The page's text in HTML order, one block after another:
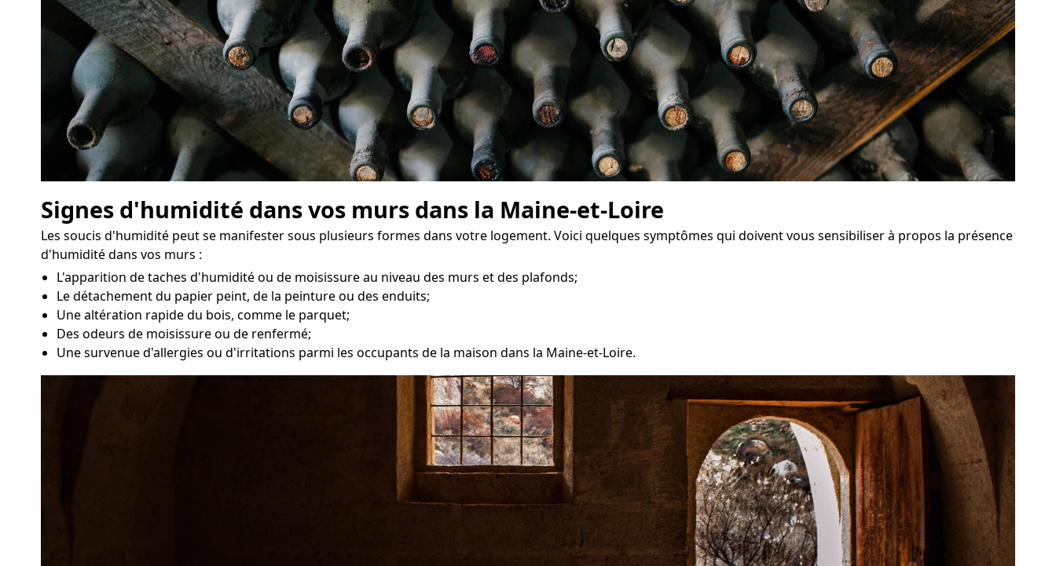
Signes d'humidité dans vos murs dans la Maine-et-Loire
Les soucis d'humidité peut se manifester sous plusieurs formes dans votre logement. Voici quelques symptômes qui doivent vous sensibiliser à propos la présence
d'humidité dans vos murs :
L'apparition de taches d'humidité ou de moisissure au niveau des murs et des plafonds;
Le détachement du papier peint, de la peinture ou des enduits;
Une altération rapide du bois, comme le parquet;
Des odeurs de moisissure ou de renfermé;
Une survenue d'allergies ou d'irritations parmi les occupants de la maison dans la Maine-et-Loire.